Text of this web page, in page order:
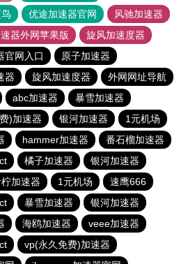
优途加速器官网
风驰加速器
器外网苹果版
旋风加速度器
官网入口
原子加速器
器 旋风加速度器
外网网址导航
abc加速器
暴雪加速器
)加速器 银河加速器
1元机场
hammer加速器
番石榴加速器
橘子加速器
银河加速器
加速器 1元机场
速鹰666
暴雪加速器
银河加速器
海鸥加速器
veee加速器
vp(永久免费)加速器